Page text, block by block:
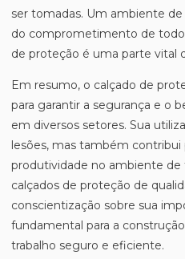
ser tomadas. Um ambiente
do comprometimento de
de proteção é uma parte vital
Em resumo, o calçado de
para garantir a segurança e o
em diversos setores. Sua
lesões, mas também contribui
produtividade no ambiente de
calçados de proteção de
conscientização sobre sua
fundamental para a
trabalho seguro e eficiente.